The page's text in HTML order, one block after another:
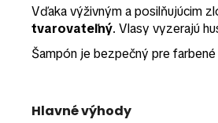
Vďaka výživným a posilňujúcim
tvarovateľný. Vlasy vyzerajú
Šampón je bezpečný pre
Hlavné výhody